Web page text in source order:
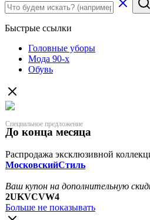
Быстрые ссылки
Головные уборы
Мода 90-х
Обувь
Специальное предложение
До конца месяца
Распродажа эксклюзивной
МосковскийСтиль
Ваш купон на дополнительную
2UKVCVW4
Больше не показывать